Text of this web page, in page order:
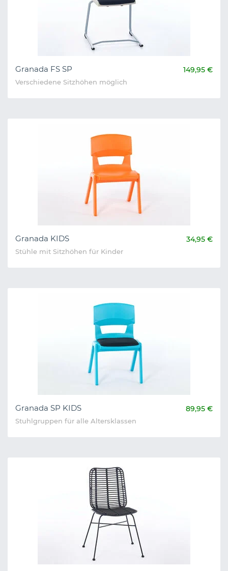
Granada FS SP 149,95 €
Verschiedene Sitzhöhen möglich
Granada KIDS 34,95 €
Stühle mit Sitzhöhen für Kinder
Granada SP KIDS 89,95 €
Stuhlgruppen für alle Altersklassen